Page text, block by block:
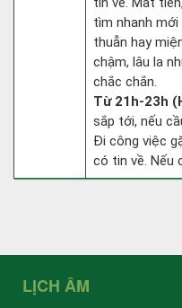
tìm nhanh
thuẫn hay
chậm, lâu la
chắc chắn.
Từ 21h-23h
sắp tới, nếu
Đi công việc
có tin về. Nếu
LỊCH ÂM